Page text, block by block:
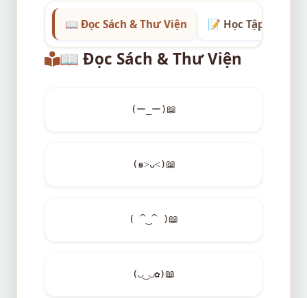
📖 Đọc Sách & Thư Viện 📝 Học Tập & Ôn
📖 Đọc Sách & Thư Viện
(ー_ー)📖
(๑˃ᴗ˂)📖
( ⁀‿⁀ )📖
(◡‿◡✿)📖